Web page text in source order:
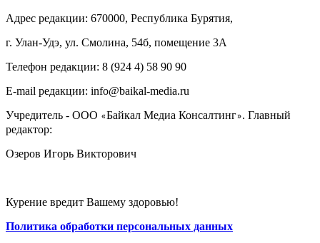
Адрес редакции: 670000, Республика Бурятия,
г. Улан-Удэ, ул. Смолина, 54б, помещение 3А
Телефон редакции: ‎‎8 (924 4) 58 90 90
E-mail редакции: info@baikal-media.ru
Учредитель - ООО «Байкал Медиа Консалтинг». Главный
редактор:
Озеров Игорь Викторович
Курение вредит Вашему здоровью!
Политика обработки персональных данных